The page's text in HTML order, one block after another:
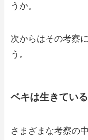
うか。
次からはその考察
う。
ベキは生きてい
さまざまな考察の